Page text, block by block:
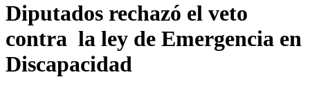
Diputados rechazó el veto
contra la ley de Emergencia en
Discapacidad